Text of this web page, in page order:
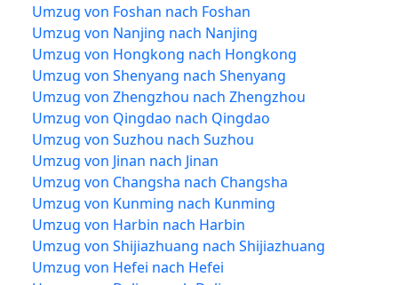
Umzug von Foshan nach Foshan
Umzug von Nanjing nach Nanjing
Umzug von Hongkong nach Hongkong
Umzug von Shenyang nach Shenyang
Umzug von Zhengzhou nach Zhengzhou
Umzug von Qingdao nach Qingdao
Umzug von Suzhou nach Suzhou
Umzug von Jinan nach Jinan
Umzug von Changsha nach Changsha
Umzug von Kunming nach Kunming
Umzug von Harbin nach Harbin
Umzug von Shijiazhuang nach Shijiazhuang
Umzug von Hefei nach Hefei